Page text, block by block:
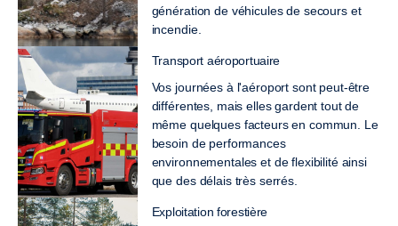
génération de véhicules de secours et
incendie.
Transport aéroportuaire
Vos journées à l'aéroport sont peut-être
différentes, mais elles gardent tout de
même quelques facteurs en commun. Le
besoin de performances
environnementales et de flexibilité ainsi
que des délais très serrés.
Exploitation forestière